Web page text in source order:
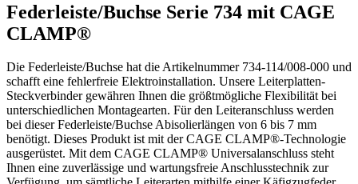
Federleiste/Buchse Serie 734 mit CAGE
CLAMP®
Die Federleiste/Buchse hat die Artikelnummer 734-114/008-000 und
schafft eine fehlerfreie Elektroinstallation. Unsere Leiterplatten-
Steckverbinder gewähren Ihnen die größtmögliche Flexibilität bei
unterschiedlichen Montagearten. Für den Leiteranschluss werden
bei dieser Federleiste/Buchse Abisolierlängen von 6 bis 7 mm
benötigt. Dieses Produkt ist mit der CAGE CLAMP®-Technologie
ausgerüstet. Mit dem CAGE CLAMP® Universalanschluss steht
Ihnen eine zuverlässige und wartungsfreie Anschlusstechnik zur